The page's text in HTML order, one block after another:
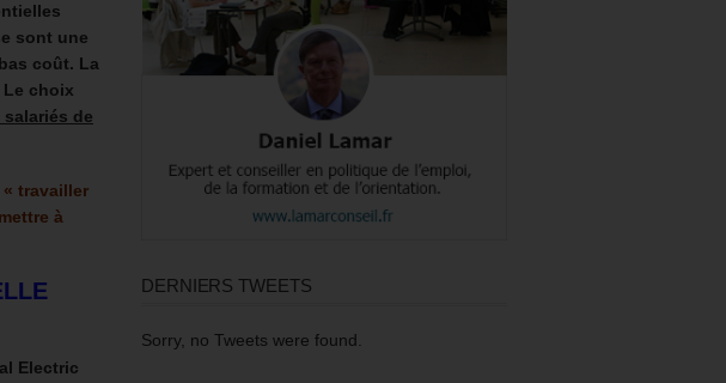
sont une
coût. La
Le choix
salariés de
travailler
à
Electric
DERNIERS TWEETS
Sorry, no Tweets were found.